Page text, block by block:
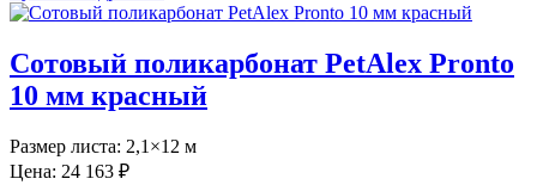
Сотовый поликарбонат PetAlex Pronto
10 мм красный
Размер листа: 2,1×12 м
Цена: 24 163 ₽